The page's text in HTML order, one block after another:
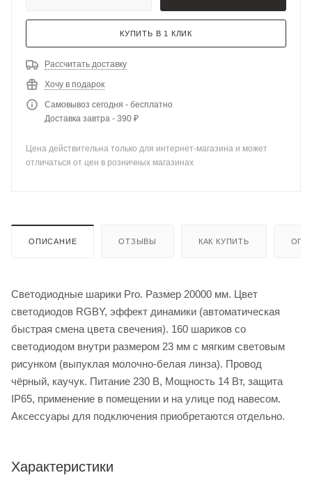
КУПИТЬ В 1 КЛИК
Рассчитать доставку
Хочу в подарок
Самовывоз сегодня - бесплатно
Доставка завтра - 390 ₽
Цена действительна только для интернет-магазина и может
отличаться от цен в розничных магазинах
ОПИСАНИЕ ОТЗЫВЫ КАК КУПИТЬ
Светодиодные шарики Pro. Размер 20000 мм. Цвет
светодиодов RGBY, эффект динамики (автоматическая
быстрая смена цвета свечения). 160 шариков со
светодиодом внутри размером 23 мм с мягким световым
рисунком (выпуклая молочно-белая линза). Провод
чёрный, каучук. Питание 230 В, Мощность 14 Вт, защита
IP65, применение в помещении и на улице под навесом.
Аксессуары для подключения приобретаются отдельно.
Характеристики